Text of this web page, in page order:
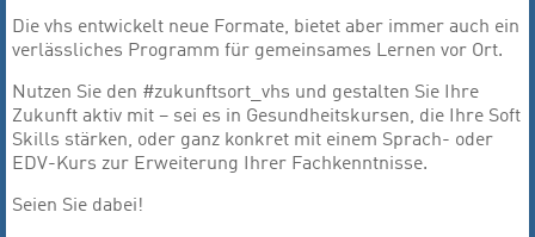
Die vhs entwickelt neue Formate, bietet aber immer auch ein
verlässliches Programm für gemeinsames Lernen vor Ort.
Nutzen Sie den #zukunftsort_vhs und gestalten Sie Ihre
Zukunft aktiv mit – sei es in Gesundheitskursen, die Ihre Soft
Skills stärken, oder ganz konkret mit einem Sprach- oder
EDV-Kurs zur Erweiterung Ihrer Fachkenntnisse.
Seien Sie dabei!